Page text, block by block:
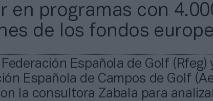
en programas con
de los fondos
Federación Española de Golf (Rfeg)
Española de Campos de Golf
la consultora Zabala para